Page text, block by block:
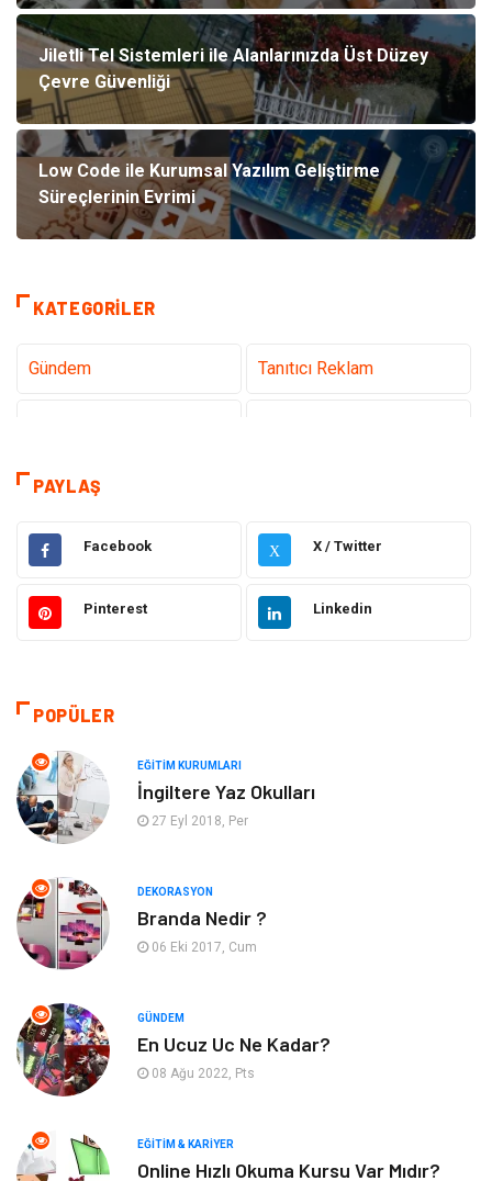
Jiletli Tel Sistemleri ile Alanlarınızda Üst Düzey
Çevre Güvenliği
Low Code ile Kurumsal Yazılım Geliştirme
Süreçlerinin Evrimi
KATEGORILER
Gündem Tanıtıcı Reklam
Dekorasyon
Gıda Elektrik Elektronik
Bilgisayar ve Yazılım Alışveriş
Hukuk
Otomotiv
Yapı İnşaat
Tatil
Bahçe Ev Maden ve Metal
Organizasyon Plastik
Emlak
Finans & Ekonomi
PAYLAŞ
Facebook X X / Twitter
Pinterest Linkedin
POPÜLER
EĞITIM KURUMLARI
İngiltere Yaz Okulları
27 Eyl 2018, Per
DEKORASYON
Branda Nedir ?
06 Eki 2017, Cum
GÜNDEM
En Ucuz Uc Ne Kadar?
08 Ağu 2022, Pts
EĞITIM & KARIYER
Online Hızlı Okuma Kursu Var Mıdır?